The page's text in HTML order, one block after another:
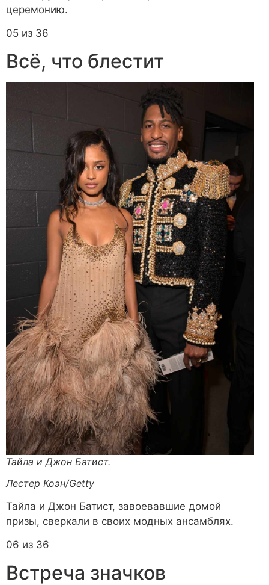
церемонию.
05 из 36
Всё, что блестит
Тайла и Джон Батист.
Лестер Коэн/Getty
Тайла и Джон Батист, завоевавшие домой
призы, сверкали в своих модных ансамблях.
06 из 36
Встреча значков